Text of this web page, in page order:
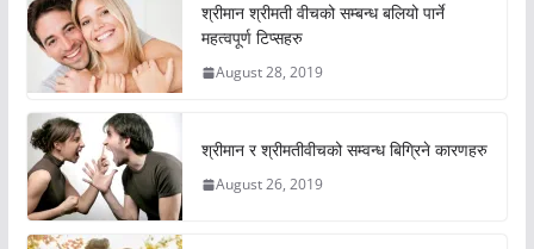
श्रीमान श्रीमती वीचको सम्बन्ध बलियो पार्ने
महत्वपूर्ण टिप्सहरु
August 28, 2019
श्रीमान र श्रीमतीवीचको सम्वन्ध बिग्रिने कारणहरु
August 26, 2019